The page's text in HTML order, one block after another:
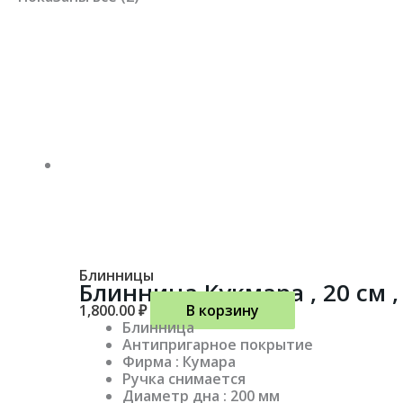
Блинницы
Блинница Кукмара , 20 см
1,800.00₽
В корзину
Блинница
Антипригарное покрытие
Фирма : Кумара
Ручка снимается
Диаметр дна : 200 мм